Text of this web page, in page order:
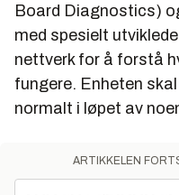
Board Diagnostics)
med spesielt
nettverk for å forstå
fungere. Enheten
normalt i løpet av
ARTIKKELEN